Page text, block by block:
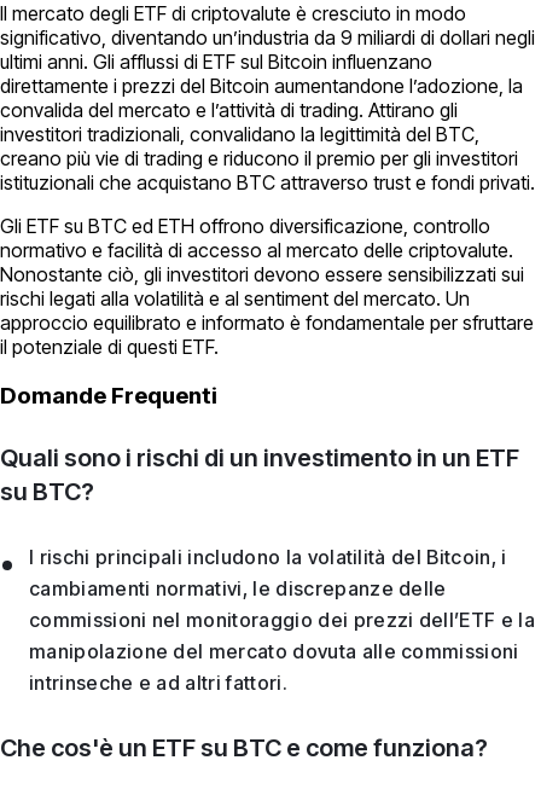
Il mercato degli ETF di criptovalute è cresciuto in modo
significativo, diventando un’industria da 9 miliardi di dollari negli
ultimi anni. Gli afflussi di ETF sul Bitcoin influenzano
direttamente i prezzi del Bitcoin aumentandone l’adozione, la
convalida del mercato e l’attività di trading. Attirano gli
investitori tradizionali, convalidano la legittimità del BTC,
creano più vie di trading e riducono il premio per gli investitori
istituzionali che acquistano BTC attraverso trust e fondi privati.
Gli ETF su BTC ed ETH offrono diversificazione, controllo
normativo e facilità di accesso al mercato delle criptovalute.
Nonostante ciò, gli investitori devono essere sensibilizzati sui
rischi legati alla volatilità e al sentiment del mercato. Un
approccio equilibrato e informato è fondamentale per sfruttare
il potenziale di questi ETF.
Domande Frequenti
Quali sono i rischi di un investimento in un ETF
su BTC?
I rischi principali includono la volatilità del Bitcoin, i
cambiamenti normativi, le discrepanze delle
commissioni nel monitoraggio dei prezzi dell’ETF e la
manipolazione del mercato dovuta alle commissioni
intrinseche e ad altri fattori.
Che cos'è un ETF su BTC e come funziona?